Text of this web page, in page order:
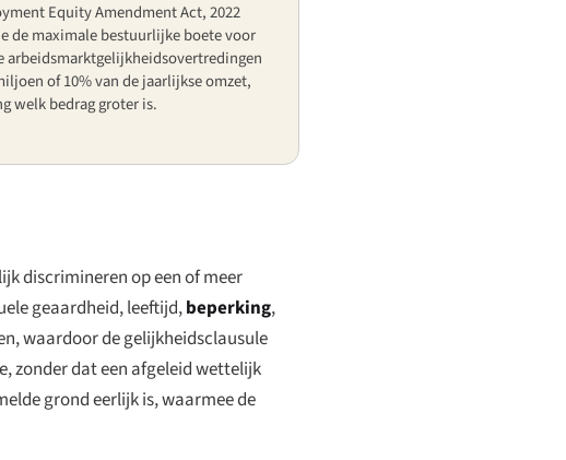
Equity Amendment Act, 2022
de maximale bestuurlijke boete voor
arbeidsmarktgelijkheidsovertredingen
of 10% van de jaarlijkse omzet,
welk bedrag groter is.
discrimineren op een of meer
geaardheid, leeftijd,beperking,
waardoor de gelijkheidsclausule
zonder dat een afgeleid wettelijk
grond eerlijk is, waarmee de